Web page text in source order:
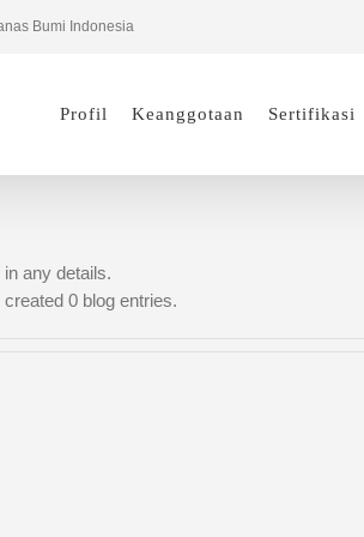
Bumi Indonesia
Profil Keanggotaan Sertifikasi
any details.
0 blog entries.